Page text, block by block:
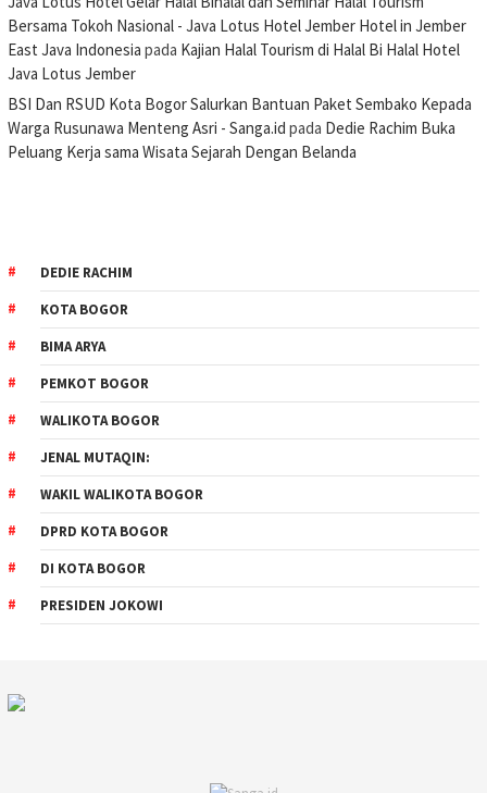
Bersama Tokoh Nasional - Java Lotus Hotel Jember Hotel in Jember
East Java Indonesia pada Kajian Halal Tourism di Halal Bi Halal Hotel
Java Lotus Jember
BSI Dan RSUD Kota Bogor Salurkan Bantuan Paket Sembako Kepada
Warga Rusunawa Menteng Asri - Sanga.id pada Dedie Rachim Buka
Peluang Kerja sama Wisata Sejarah Dengan Belanda
DEDIE RACHIM
KOTA BOGOR
BIMA ARYA
PEMKOT BOGOR
WALIKOTA BOGOR
JENAL MUTAQIN:
WAKIL WALIKOTA BOGOR
DPRD KOTA BOGOR
DI KOTA BOGOR
PRESIDEN JOKOWI